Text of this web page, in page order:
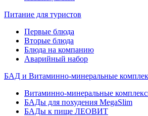
Питание для туристов
Первые блюда
Вторые блюда
Блюда на компанию
Аварийный набор
БАД и Витаминно-минеральные
Витаминно-минеральные
БАДы для похудения MegaSlim
БАДы к пище ЛЕОВИТ